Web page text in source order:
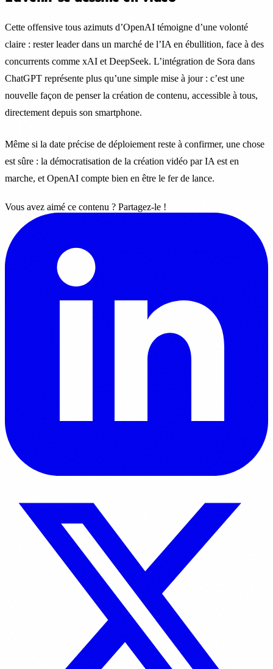
Cette offensive tous azimuts d’OpenAI témoigne d’une volonté
claire : rester leader dans un marché de l’IA en ébullition, face à des
concurrents comme xAI et DeepSeek. L’intégration de Sora dans
ChatGPT représente plus qu’une simple mise à jour : c’est une
nouvelle façon de penser la création de contenu, accessible à tous,
directement depuis son smartphone.
Même si la date précise de déploiement reste à confirmer, une chose
est sûre : la démocratisation de la création vidéo par IA est en
marche, et OpenAI compte bien en être le fer de lance.
Vous avez aimé ce contenu ? Partagez-le !